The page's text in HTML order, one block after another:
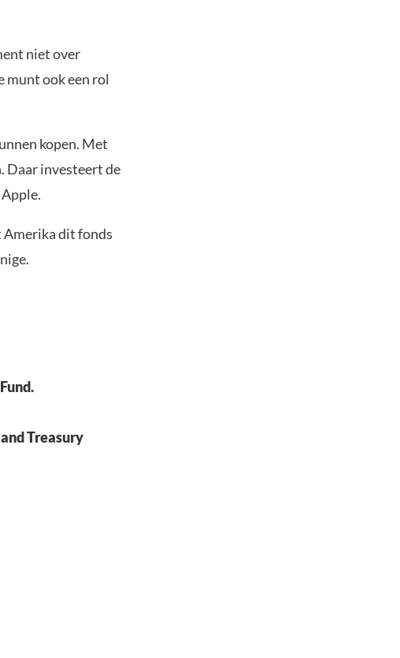
niet over
munt ook een rol
kopen. Met
Daar investeert de
Amerika dit fonds
and Treasury